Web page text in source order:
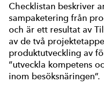
Checklistan beskriver
sampaketering från
och är ett resultat av
av de två
produktutveckling av
”utveckla kompetens
inom besöksnäringen”.